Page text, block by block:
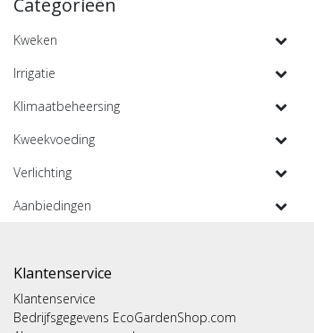
Categorieën
Kweken
Irrigatie
Klimaatbeheersing
Kweekvoeding
Verlichting
Aanbiedingen
Klantenservice
Klantenservice
Bedrijfsgegevens EcoGardenShop.com